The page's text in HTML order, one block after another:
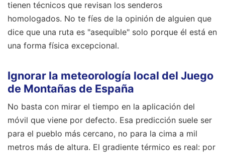
tienen técnicos que revisan los senderos
homologados. No te fíes de la opinión de alguien que
dice que una ruta es "asequible" solo porque él está en
una forma física excepcional.
Ignorar la meteorología local del Juego
de Montañas de España
No basta con mirar el tiempo en la aplicación del
móvil que viene por defecto. Esa predicción suele ser
para el pueblo más cercano, no para la cima a mil
metros más de altura. El gradiente térmico es real: por